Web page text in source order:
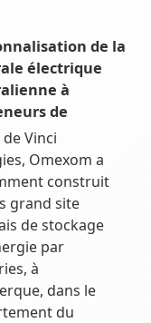
de la
électrique
à
de
de Vinci
Omexom a
construit
grand site
de stockage
par
à
dans le
du